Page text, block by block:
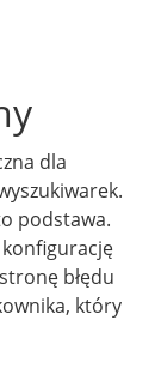
dla
podstawa.
błędu
który